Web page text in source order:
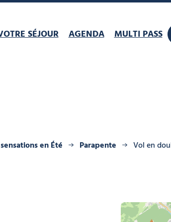
SÉJOUR AGENDA MULTI PASS
en Été Parapente Vol en